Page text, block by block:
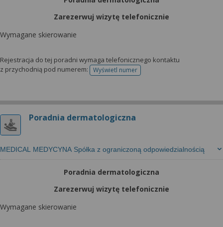
Zarezerwuj wizytę telefonicznie
Wymagane skierowanie
Rejestracja do tej poradni wymaga telefonicznego kontaktu
z przychodnią pod numerem:
Wyświetl numertelefonu do rejestracji
Poradnia dermatologiczna
MEDICAL MEDYCYNA Spółka z ograniczoną odpowiedzialnością
Poradnia dermatologiczna
Zarezerwuj wizytę telefonicznie
Wymagane skierowanie